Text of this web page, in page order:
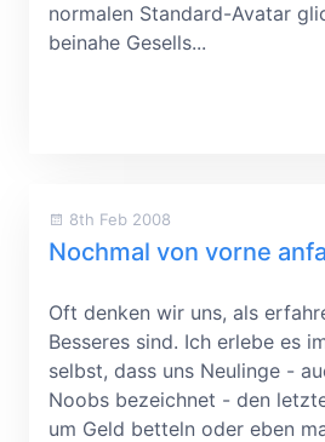
normalen Standard-Avatar
beinahe Gesells...
8th Feb 2008
Nochmal von vorne
Oft denken wir uns, als
Besseres sind. Ich erlebe es
selbst, dass uns Neulinge -
Noobs bezeichnet - den
um Geld betteln oder eben